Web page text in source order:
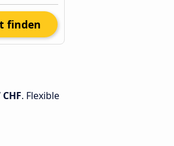
finden
CHF. Flexible